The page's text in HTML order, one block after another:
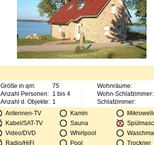
Größe in qm:
75
Anzahl Personen:
1 bis 4
Anzahl d. Objekte: 1
Wohnräume:
Wohn-Schlafzimmer:
Schlafzimmer:
Antennen-TV
Kamin
Kabel/SAT-TV
Sauna
Video/DVD
Whirlpool
Radio/HiFi
Pool
Trockner